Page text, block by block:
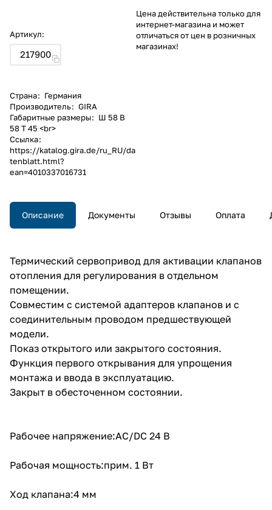
Артикул:
217900
Страна: Германия
Производитель: GIRA
Габаритные размеры: Ш 58 В
58 T 45 <br>
Ссылка:
https://katalog.gira.de/ru_RU/da
tenblatt.html?
ean=4010337016731
Цена действительна только для
интернет-магазина и может
отличаться от цен в розничных
магазинах!
Описание Документы Отзывы Оплата
Термический cервопривод для активации клапанов
отопления для регулирования в отдельном
помещении.
Совместим с системой адаптеров клапанов и с
соединительным проводом предшествующей
модели.
Показ открытого или закрытого состояния.
Функция первого открывания для упрощения
монтажа и ввода в эксплуатацию.
Закрыт в обесточенном состоянии.
Рабочее напряжение:AC/DC 24 В
Рабочая мощность:прим. 1 Вт
Ход клапана:4 мм